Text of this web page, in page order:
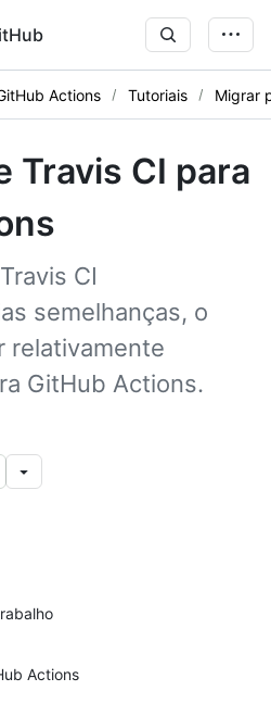
Actions Tutoriais Migrar
Travis CI para
CI
semelhanças, o
relativamente
GitHub Actions.
Actions